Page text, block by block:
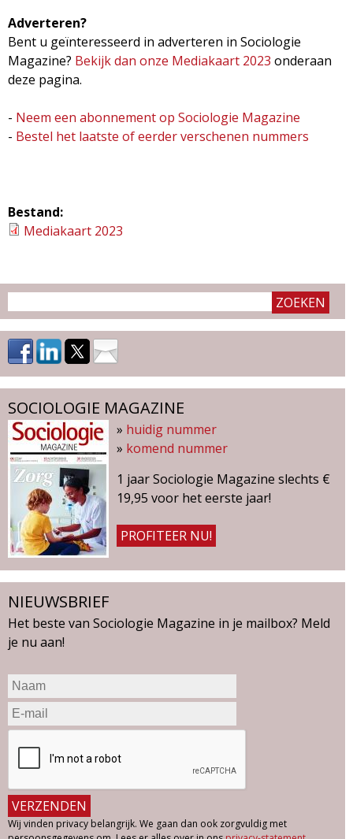
Adverteren?
Bent u geïnteresseerd in adverteren in Sociologie
Magazine? Bekijk dan onze Mediakaart 2023 onderaan
deze pagina.
- Neem een abonnement op Sociologie Magazine
- Bestel het laatste of eerder verschenen nummers
Bestand:
Mediakaart 2023
SOCIOLOGIE MAGAZINE
» huidig nummer
» komend nummer
1 jaar Sociologie Magazine slechts €
19,95 voor het eerste jaar!
PROFITEER NU!
NIEUWSBRIEF
Het beste van Sociologie Magazine in je mailbox? Meld
je nu aan!
Wij vinden privacy belangrijk. We gaan dan ook zorgvuldig met